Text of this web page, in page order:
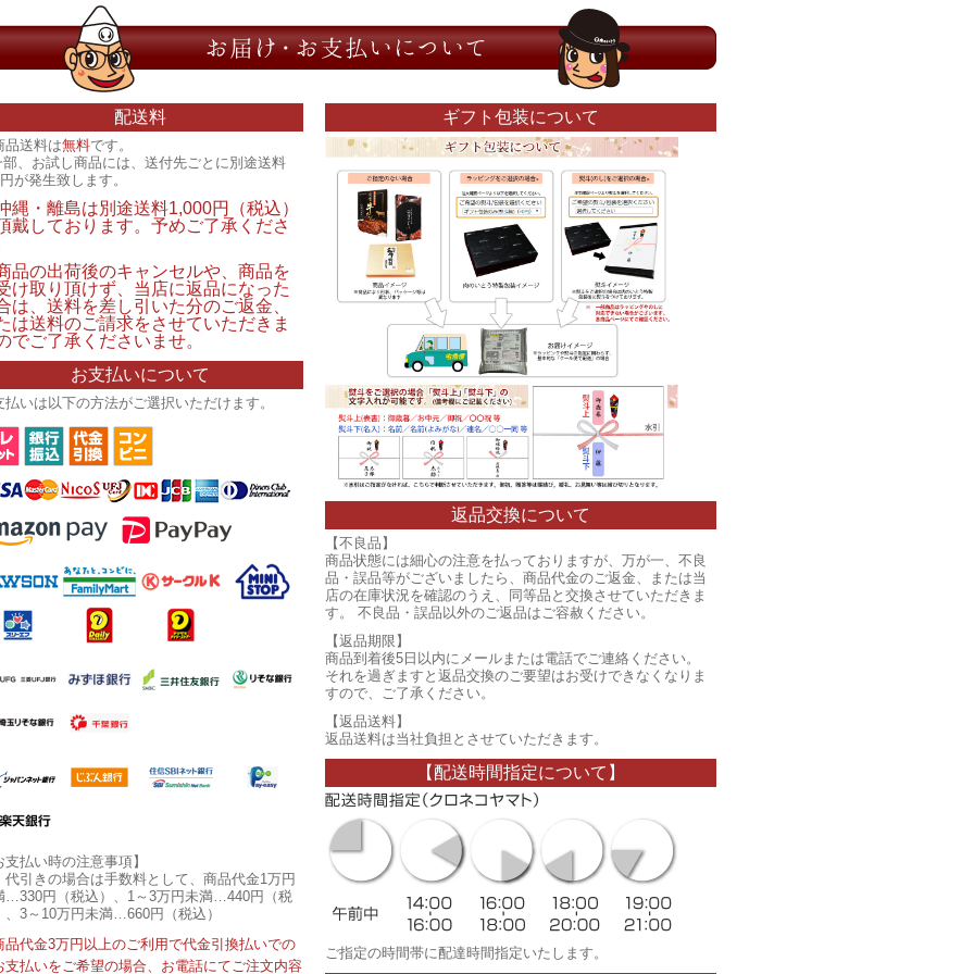
配送料
品送料は無料です。
、お試し商品には、送付先ごとに別途送料
が発生致します。
縄・離島は別途送料1,000円（税込）
戴しております。予めご了承くださ
品の出荷後のキャンセルや、商品を
け取り頂けず、当店に返品になった
は、送料を差し引いた分のご返金、
は送料のご請求をさせていただきま
でご了承くださいませ。
お支払いについて
払いは以下の方法がご選択いただけます。
支払い時の注意事項】
代引きの場合は手数料として、商品代金1万円
…330円（税込）、1～3万円未満…440円（税
、3～10万円未満…660円（税込）
代金3万円以上のご利用で代金引換払いでの
支払いをご希望の場合、お電話にてご注文内容
ギフト包装について
返品交換について
【不良品】
商品状態には細心の注意を払っておりますが、万が一、不良
品・誤品等がございましたら、商品代金のご返金、または当
店の在庫状況を確認のうえ、同等品と交換させていただきま
す。 不良品・誤品以外のご返品はご容赦ください。
【返品期限】
商品到着後5日以内にメールまたは電話でご連絡ください。
それを過ぎますと返品交換のご要望はお受けできなくなりま
すので、ご了承ください。
【返品送料】
返品送料は当社負担とさせていただきます。
【配送時間指定について】
ご指定の時間帯に配達時間指定いたします。